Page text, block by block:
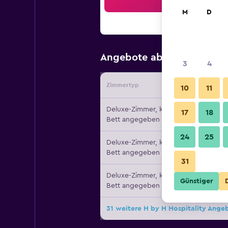
Angebote ab
Zimmertyp
Deluxe-Zimmer, kein
Bett angegeben
Deluxe-Zimmer, kein
Bett angegeben
Deluxe-Zimmer, kein
Bett angegeben
31 weitere H by H Hospitality
M D
3 4
10 11
17 18
24 25
31
Günstiger